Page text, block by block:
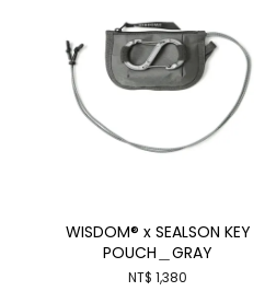
WISDOM® x SEALSON KEY
POUCH＿GRAY
NT$ 1,380